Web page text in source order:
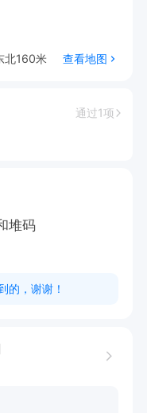
北160米
查看地图
通过1项
堆码
的，谢谢！